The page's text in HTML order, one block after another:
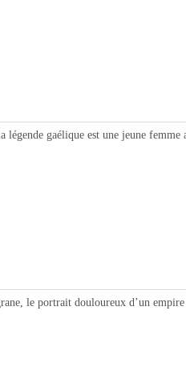
gaélique est une jeune femme
le portrait douloureux d’un